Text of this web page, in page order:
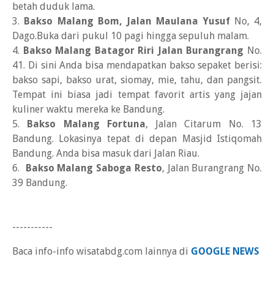
betah duduk lama.
3. Bakso Malang Bom, Jalan Maulana Yusuf No, 4,
Dago.Buka dari pukul 10 pagi hingga sepuluh malam.
4. Bakso Malang Batagor Riri Jalan Burangrang No.
41. Di sini Anda bisa mendapatkan bakso sepaket berisi:
bakso sapi, bakso urat, siomay, mie, tahu, dan pangsit.
Tempat ini biasa jadi tempat favorit artis yang jajan
kuliner waktu mereka ke Bandung.
5. Bakso Malang Fortuna, Jalan Citarum No. 13
Bandung. Lokasinya tepat di depan Masjid Istiqomah
Bandung. Anda bisa masuk dari Jalan Riau.
6. Bakso Malang Saboga Resto, Jalan Burangrang No.
39 Bandung.
-----------
Baca info-info wisatabdg.com lainnya di GOOGLE NEWS